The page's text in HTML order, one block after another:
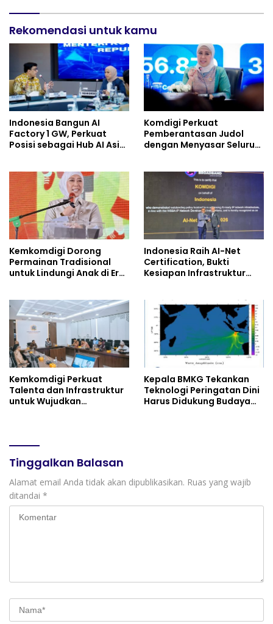
Rekomendasi untuk kamu
Indonesia Bangun AI
Factory 1 GW, Perkuat
Posisi sebagai Hub AI Asia
Komdigi Perkuat
Pemberantasan Judol
dengan Menyasar Seluruh
Kemkomdigi Dorong
Permainan Tradisional
untuk Lindungi Anak di Era
Indonesia Raih AI-Net
Certification, Bukti
Kesiapan Infrastruktur
Kemkomdigi Perkuat
Talenta dan Infrastruktur
untuk Wujudkan
Kepala BMKG Tekankan
Teknologi Peringatan Dini
Harus Didukung Budaya
Tinggalkan Balasan
Alamat email Anda tidak akan dipublikasikan. Ruas yang wajib
ditandai *